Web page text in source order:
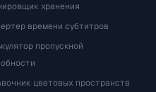
хранения
времени субтитров
пропускной
цветовых пространств